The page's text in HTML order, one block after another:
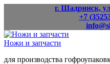
г. Шадринск,
+7
Ножи и запчасти
для производства